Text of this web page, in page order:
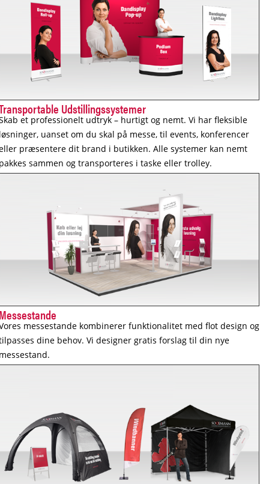
Udstillingssystemer
et professionelt udtryk – hurtigt og nemt. Vi har fleksible
uanset om du skal på messe, til events, konferencer
præsentere dit brand i butikken. Alle systemer kan nemt
sammen og transporteres i taske eller trolley.
messestande kombinerer funktionalitet med flot design og
dine behov. Vi designer gratis forslag til din nye